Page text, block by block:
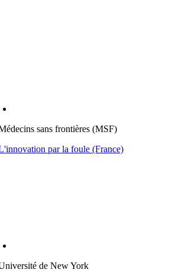
sans frontières (MSF)
par la foule (France)
de New York